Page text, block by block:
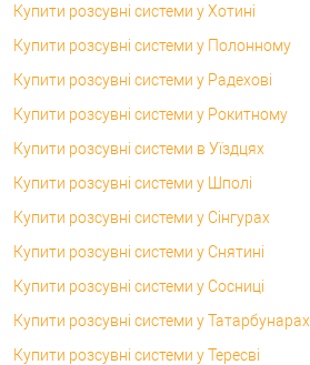
Купити розсувні системи у Хотині
Купити розсувні системи у Полонному
Купити розсувні системи у Радехові
Купити розсувні системи у Рокитному
Купити розсувні системи в Уїздцях
Купити розсувні системи у Шполі
Купити розсувні системи у Сінгурах
Купити розсувні системи у Снятині
Купити розсувні системи у Сосниці
Купити розсувні системи у Татарбунарах
Купити розсувні системи у Тересві